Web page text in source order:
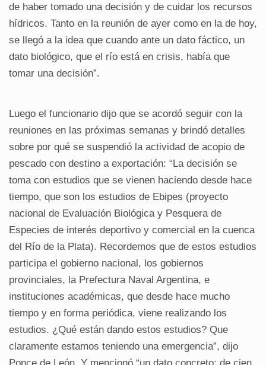
de haber tomado una decisión y de cuidar los recursos
hídricos. Tanto en la reunión de ayer como en la de hoy,
se llegó a la idea que cuando ante un dato fáctico, un
dato biológico, que el río está en crisis, había que
tomar una decisión”.
Luego el funcionario dijo que se acordó seguir con la
reuniones en las próximas semanas y brindó detalles
sobre por qué se suspendió la actividad de acopio de
pescado con destino a exportación: “La decisión se
toma con estudios que se vienen haciendo desde hace
tiempo, que son los estudios de Ebipes (proyecto
nacional de Evaluación Biológica y Pesquera de
Especies de interés deportivo y comercial en la cuenca
del Río de la Plata). Recordemos que de estos estudios
participa el gobierno nacional, los gobiernos
provinciales, la Prefectura Naval Argentina, e
instituciones académicas, que desde hace mucho
tiempo y en forma periódica, viene realizando los
estudios. ¿Qué están dando estos estudios? Que
claramente estamos teniendo una emergencia”, dijo